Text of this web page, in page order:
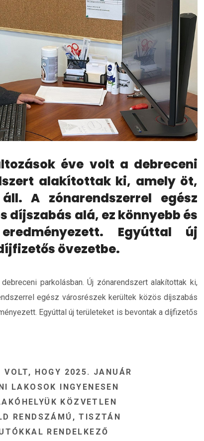
éve volt a debreceni
alakítottak ki, amely öt,
A zónarendszerrel egész
díjszabás alá, ez könnyebb és
Egyúttal új
övezetbe.
parkolásban. Új zónarendszert alakítottak ki,
egész városrészek kerültek közös díjszabás
Egyúttal új területeket is bevontak a díjfizetős
VOLT, HOGY 2025. JANUÁR
LAKOSOK INGYENESEN
KÖZVETLEN
RENDSZÁMÚ, TISZTÁN
RENDELKEZŐ